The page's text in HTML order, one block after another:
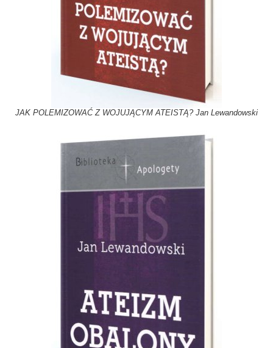
JAK POLEMIZOWAĆ Z WOJUJĄCYM ATEISTĄ? Jan Lewandowski